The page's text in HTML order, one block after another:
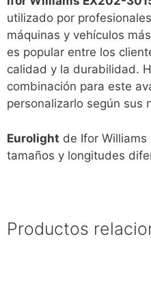
utilizado por
máquinas y vehículos
es popular entre los
calidad y la durabilidad.
combinación para este
personalizarlo según sus
Eurolight de Ifor
tamaños y longitudes
Productos